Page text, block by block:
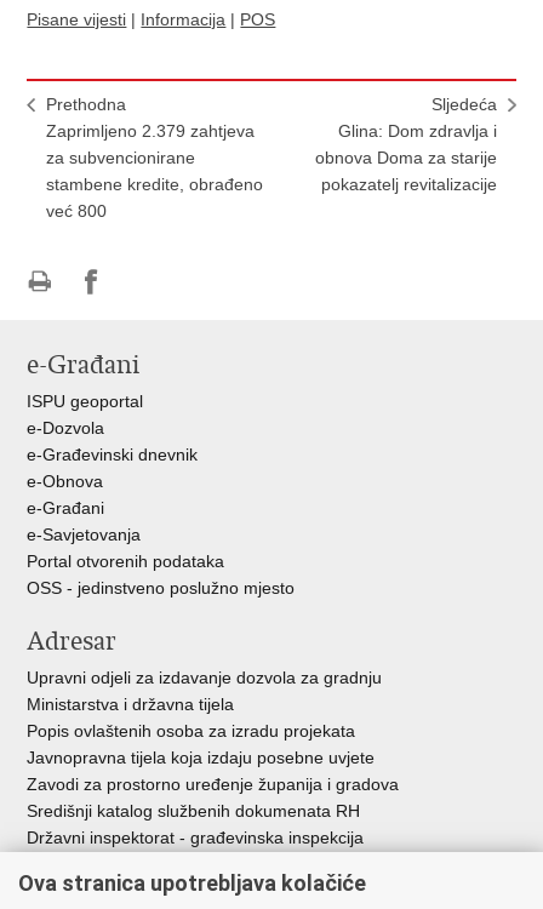
Pisane vijesti | Informacija | POS
Prethodna
Zaprimljeno 2.379 zahtjeva
za subvencionirane
stambene kredite, obrađeno
već 800
Sljedeća
Glina: Dom zdravlja i
obnova Doma za starije
pokazatelj revitalizacije
FacebookuTwitteru
e-Građani
ISPU geoportal
e-Dozvola
e-Građevinski dnevnik
e-Obnova
e-Građani
e-Savjetovanja
Portal otvorenih podataka
OSS - jedinstveno poslužno mjesto
Adresar
Upravni odjeli za izdavanje dozvola za gradnju
Ministarstva i državna tijela
Popis ovlaštenih osoba za izradu projekata
Javnopravna tijela koja izdaju posebne uvjete
Zavodi za prostorno uređenje županija i gradova
Središnji katalog službenih dokumenata RH
Državni inspektorat - građevinska inspekcija
Ova stranica upotrebljava kolačiće